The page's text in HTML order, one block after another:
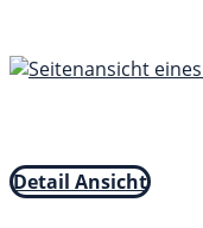
Detail Ansicht